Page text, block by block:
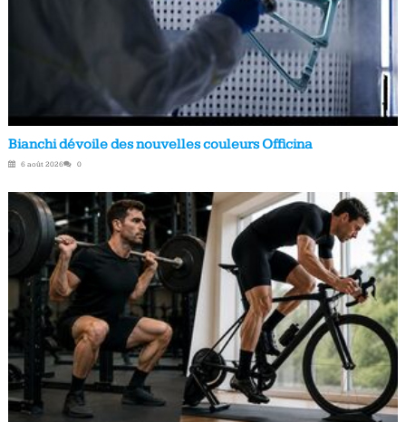
Bianchi dévoile des nouvelles couleurs Officina
6 août 2026 0